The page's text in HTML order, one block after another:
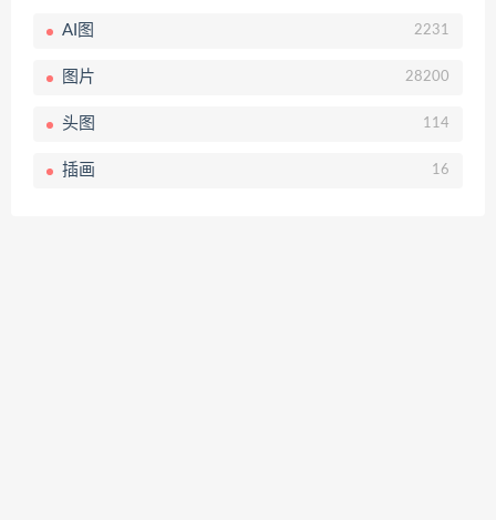
AI图 2231
图片 28200
头图 114
插画 16